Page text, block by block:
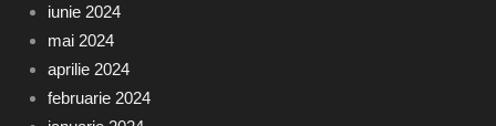
iunie 2024
mai 2024
aprilie 2024
februarie 2024